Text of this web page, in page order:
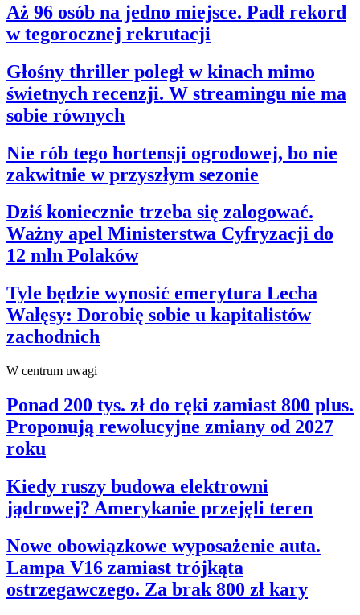
Aż 96 osób na jedno miejsce. Padł rekord
w tegorocznej rekrutacji
Głośny thriller poległ w kinach mimo
świetnych recenzji. W streamingu nie ma
sobie równych
Nie rób tego hortensji ogrodowej, bo nie
zakwitnie w przyszłym sezonie
Dziś koniecznie trzeba się zalogować.
Ważny apel Ministerstwa Cyfryzacji do
12 mln Polaków
Tyle będzie wynosić emerytura Lecha
Wałęsy: Dorobię sobie u kapitalistów
zachodnich
W centrum uwagi
Ponad 200 tys. zł do ręki zamiast 800 plus.
Proponują rewolucyjne zmiany od 2027
roku
Kiedy ruszy budowa elektrowni
jądrowej? Amerykanie przejęli teren
Nowe obowiązkowe wyposażenie auta.
Lampa V16 zamiast trójkąta
ostrzegawczego. Za brak 800 zł kary